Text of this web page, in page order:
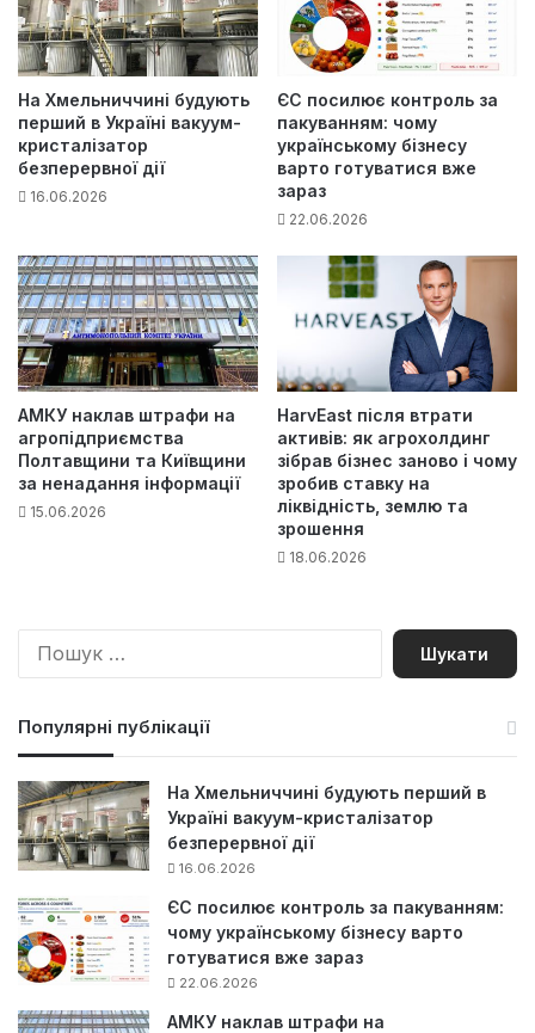
На Хмельниччині будують
перший в Україні вакуум-
кристалізатор
безперервної дії
16.06.2026
ЄС посилює контроль за
пакуванням: чому
українському бізнесу
варто готуватися вже
зараз
22.06.2026
АМКУ наклав штрафи на
агропідприємства
Полтавщини та Київщини
за ненадання інформації
15.06.2026
HarvEast після втрати
активів: як агрохолдинг
зібрав бізнес заново і чому
зробив ставку на
ліквідність, землю та
зрошення
18.06.2026
П
Популярні публікації
На Хмельниччині будують перший в
Україні вакуум-кристалізатор
безперервної дії
16.06.2026
ЄС посилює контроль за пакуванням:
чому українському бізнесу варто
готуватися вже зараз
22.06.2026
АМКУ наклав штрафи на